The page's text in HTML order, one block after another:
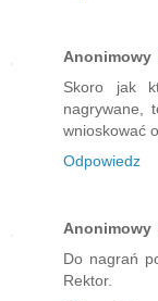
Anonimowy
Skoro jak
nagrywane,
wnioskować
Odpowiedz
Anonimowy
Do nagrań
Rektor.